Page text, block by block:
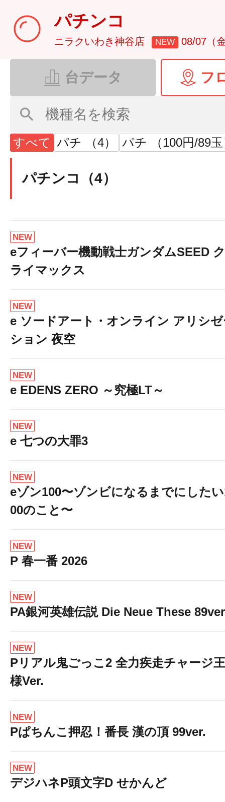
パチンコ
ニラクいわき神谷店 NEW 08/07（
台データ フ
すべて パチ （4） パチ （100円/89
パチンコ（4）
NEW
eフィーバー機動戦士ガンダムSEED ク
ライマックス
NEW
e ソードアート・オンライン アリシ
ション 夜空
NEW
e EDENS ZERO ～究極LT～
NEW
e 七つの大罪3
NEW
eゾン100〜ゾンビになるまでにした
00のこと〜
NEW
P 春一番 2026
NEW
PA銀河英雄伝説 Die Neue These
NEW
Pリアル鬼ごっこ2 全力疾走チャージ王
様Ver.
NEW
Pぱちんこ押忍！番長 漢の頂 99ver.
NEW
デジハネP頭文字D せかんど